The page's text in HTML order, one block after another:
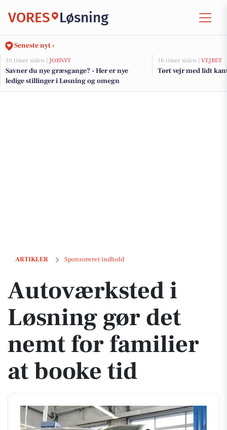
VORES Løsning
Seneste nyt ›
10 timer siden | JOBNYT
Savner du nye græsgange? - Her er nye
ledige stillinger i Løsning og omegn
16 timer siden | VEJRET
Tørt vejr med lidt
ARTIKLER Sponsoreret indhold
Autoværksted i Løsning gør det nemt for familier at booke tid
Autoværksted i
Løsning gør det
nemt for familier
at booke tid